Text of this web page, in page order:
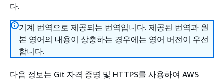
다.
기계 번역으로 제공되는 번역입니다. 제공된 번역과 원
본 영어의 내용이 상충하는 경우에는 영어 버전이 우선
합니다.
다음 정보는 Git 자격 증명 및 HTTPS를 사용하여 AWS